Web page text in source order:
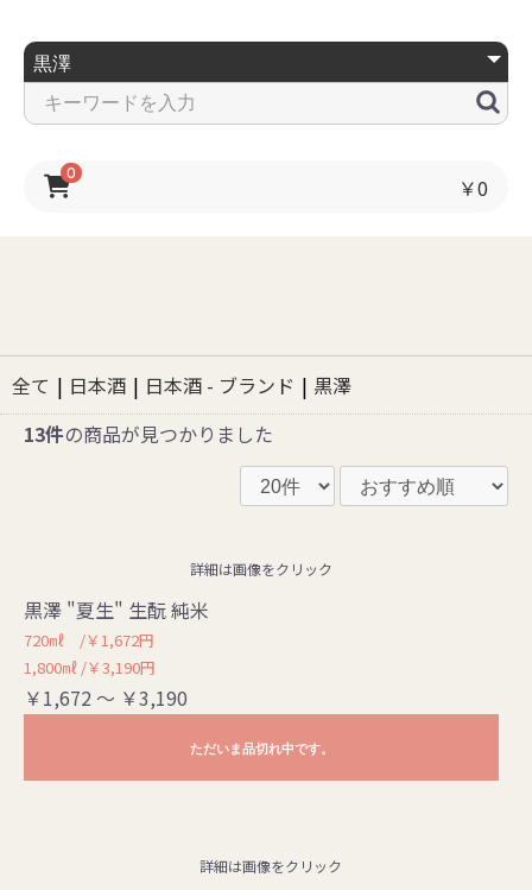
0
￥0
全て | 日本酒 | 日本酒 - ブランド | 黒澤
13件の商品が見つかりました
詳細は画像をクリック
黒澤 "夏生" 生酛 純米
720㎖ /￥1,672円
1,800㎖ /￥3,190円
￥1,672 ～ ￥3,190
ただいま品切れ中です。
詳細は画像をクリック